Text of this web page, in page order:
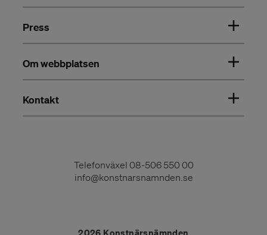
Press
Om webbplatsen
Kontakt
Telefonväxel 08-506 550 00
info@konstnarsnamnden.se
2026 Konstnärsnämnden